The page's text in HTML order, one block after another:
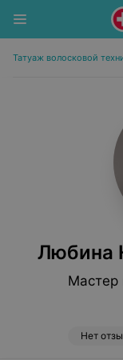
Татуаж волосковой
Любина
Мастер
Нет